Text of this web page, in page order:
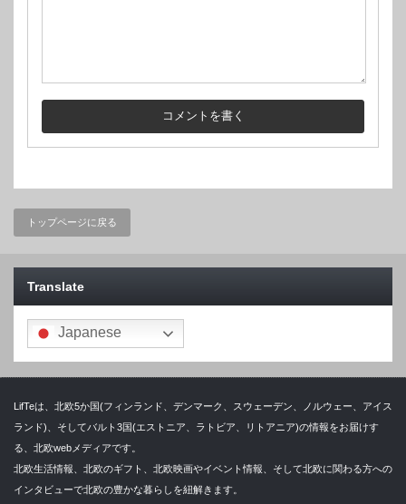
トップページに戻る
Translate
Japanese
LifTeは、北欧5か国(フィンランド、デンマーク、スウェーデン、ノルウェー、アイス
ランド)、そしてバルト3国(エストニア、ラトビア、リトアニア)の情報をお届けす
る、北欧webメディアです。
北欧生活情報、北欧のギフト、北欧映画やイベント情報、そして北欧に関わる方への
インタビューで北欧の豊かな暮らしを紐解きます。